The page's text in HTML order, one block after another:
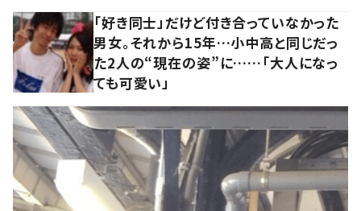
「好き同士」だけど付き合っていなかった
男女。それから15年…小中高と同じだっ
た2人の“現在の姿”に……「大人になっ
ても可愛い」